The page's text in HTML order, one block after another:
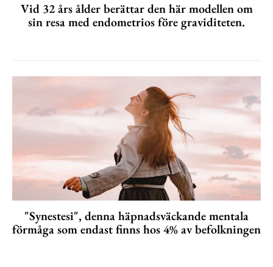
Vid 32 års ålder berättar den här modellen om
sin resa med endometrios före graviditeten.
"Synestesi", denna häpnadsväckande mentala
förmåga som endast finns hos 4% av befolkningen